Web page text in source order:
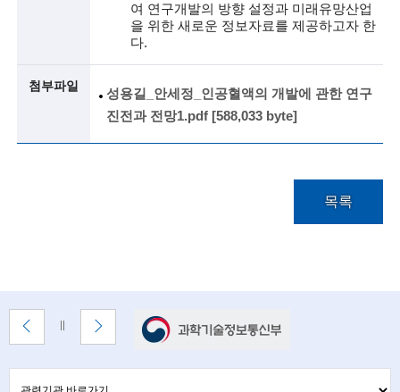
e
n
t
i
s
n
여 연구개발의 방향 설정과 미래유망산업
을 위한 새로운 정보자료를 제공하고자 한
다.
첨부파일
성용길_안세정_인공혈액의 개발에 관한 연구
진전과 전망1.pdf [588,033 byte]
목록
배
너
존
전
너
너
지
음
너